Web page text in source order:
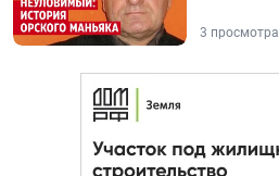
3 просмотра